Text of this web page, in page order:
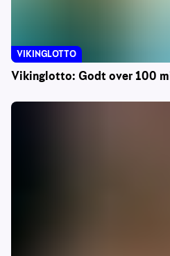
Vikinglotto: Godt over 100
VIKINGLOTTO